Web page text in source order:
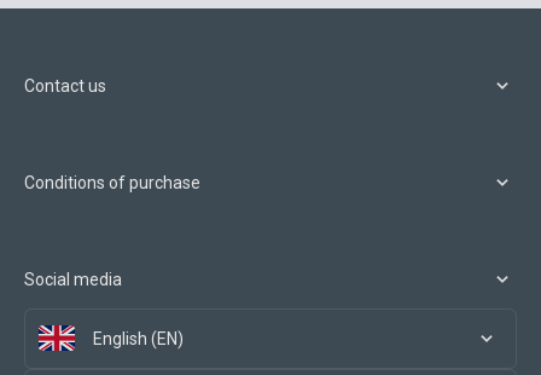
Contact us
Conditions of purchase
Social media
English (EN)